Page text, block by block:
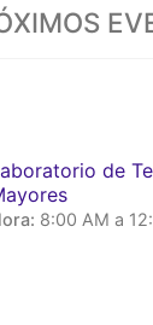
de
8:00 AM a